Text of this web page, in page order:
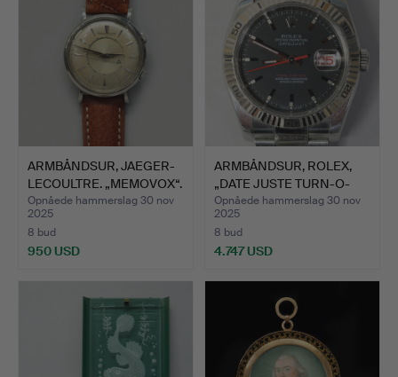
ARMBÅNDSUR, JAEGER-
LECOULTRE. „MEMOVOX“.
Opnåede hammerslag 30 nov
2025
8 bud
950 USD
ARMBÅNDSUR, ROLEX,
„DATE JUSTE TURN-O-
GRAP…
Opnåede hammerslag 30 nov
2025
8 bud
4.747 USD